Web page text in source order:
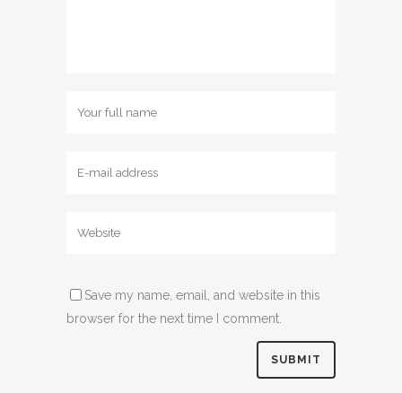
Save my name, email, and website in this
browser for the next time I comment.